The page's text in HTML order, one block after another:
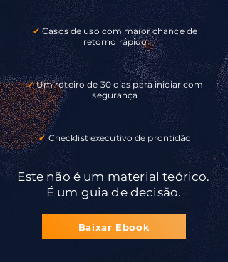
✔ Casos de uso com maior chance de
retorno rápido
✔Um roteiro de 30 dias para iniciar com
segurança
✔Checklist executivo de prontidão
Este não é um material teórico.
É um guia de decisão.
Baixar Ebook